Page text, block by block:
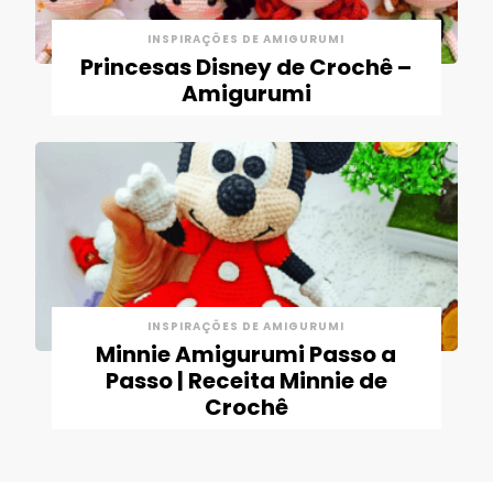
INSPIRAÇÕES DE AMIGURUMI
Princesas Disney de Crochê –
Amigurumi
INSPIRAÇÕES DE AMIGURUMI
Minnie Amigurumi Passo a
Passo | Receita Minnie de
Crochê